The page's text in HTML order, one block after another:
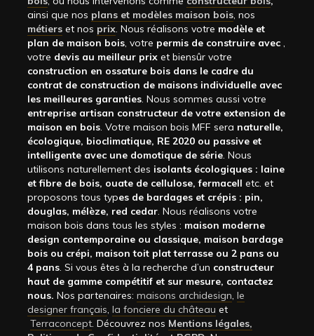
ainsi que nos plans et modèles maison bois, nos
métiers et nos prix. Nous réalisons votre modèle et
plan de maison bois, votre permis de construire avec ,
votre devis au meilleur prix et biensûr votre
construction en ossature bois dans le cadre du
contrat de construction de maisons individuelle avec
les meilleures garanties. Nous sommes aussi votre
entreprise artisan constructeur de votre extension de
maison en bois. Votre maison bois MFF sera naturelle,
écologique, bioclimatique, RE 2020 ou passive et
intelligente avec une domotique de série. Nous
utilisons naturellement des isolants écologiques : laine
et fibre de bois, ouate de cellulose, fermacell etc. et
proposons tous types de bardages et crépis : pin,
douglas, mélèze, red cedar. Nous réalisons votre
maison bois dans tous les styles : maison moderne
design contemporaine ou classique, maison bardage
bois ou crépi, maison toit plat terrasse ou 2 pans ou
4 pans. Si vous êtes à la recherche d’un constructeur
haut de gamme compétitif et sur mesure, contactez
nous. Nos partenaires: maisons archidesign, le
designer français, la fonciere du château et
Terraconcept. Découvrez nos Mentions légales,